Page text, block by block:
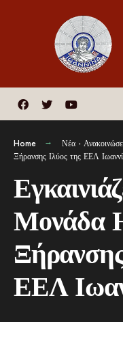
Home Νέα -
Ξήρανσης Ιλύος της ΕΕΛ
Μονάδα
ΕΕΛ